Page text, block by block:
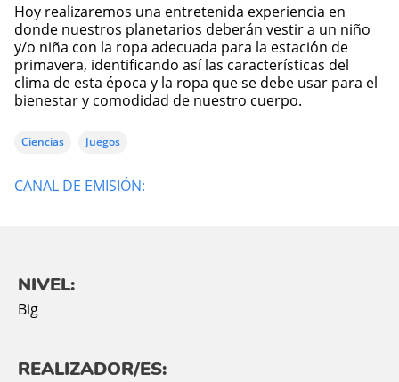
Hoy realizaremos una entretenida experiencia en
donde nuestros planetarios deberán vestir a un niño
y/o niña con la ropa adecuada para la estación de
primavera, identificando así las características del
clima de esta época y la ropa que se debe usar para el
bienestar y comodidad de nuestro cuerpo.
Ciencias Juegos
CANAL DE EMISIÓN:
NIVEL:
Big
REALIZADOR/ES: